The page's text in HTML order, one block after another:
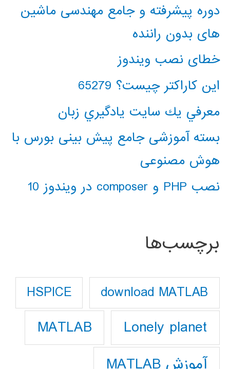
دوره پیشرفته و جامع مهندسی ماشین
های بدون راننده
خطای نصب ویندوز
این کاراکتر چیست؟ 65279
معرفي يك سايت يادگيري زبان
بسته آموزشی جامع پیش بینی بورس با
هوش مصنوعی
نصب PHP و composer در ویندوز 10
برچسب‌ها
download MATLAB
HSPICE
Lonely planet
MATLAB
آموزش MATLAB